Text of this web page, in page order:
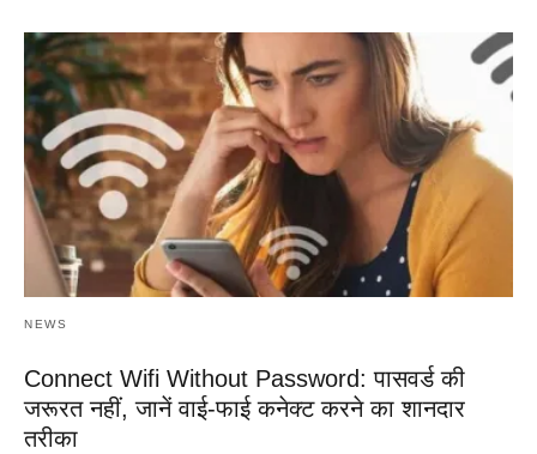
NEWS
Connect Wifi Without Password: पासवर्ड की
जरूरत नहीं, जानें वाई-फाई कनेक्ट करने का शानदार
तरीका